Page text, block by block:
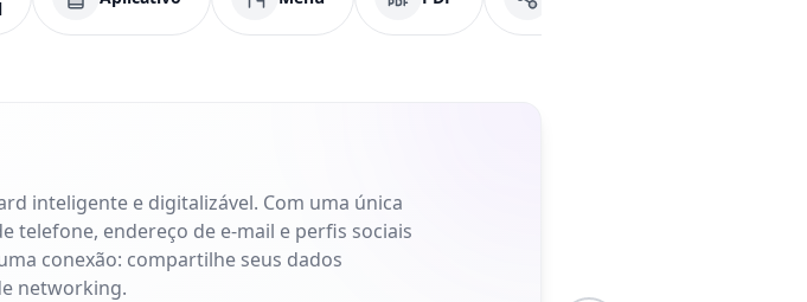
inteligente e digitalizável. Com uma única
telefone, endereço de e-mail e perfis sociais
conexão: compartilhe seus dados
networking.